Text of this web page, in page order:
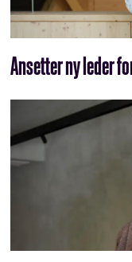
Ansetter ny leder